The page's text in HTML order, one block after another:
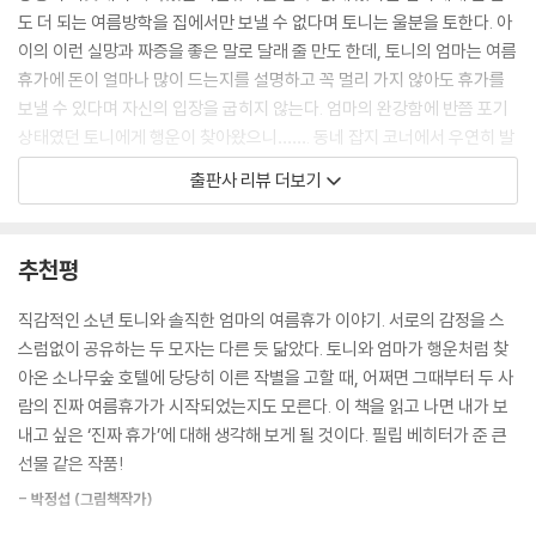
도 더 되는 여름방학을 집에서만 보낼 수 없다며 토니는 울분을 토한다. 아
이의 이런 실망과 짜증을 좋은 말로 달래 줄 만도 한데, 토니의 엄마는 여름
휴가에 돈이 얼마나 많이 드는지를 설명하고 꼭 멀리 가지 않아도 휴가를
보낼 수 있다며 자신의 입장을 굽히지 않는다. 엄마의 완강함에 반쯤 포기
상태였던 토니에게 행운이 찾아왔으니……. 동네 잡지 코너에서 우연히 발
견한 여행 경품 이벤트에 응모해, 최고급 호텔 숙박권에 당첨된 것이다! 이
처럼 갖고 싶은 것, 하고 싶은 것을 향해 맹렬히 전진하는 토니의 천진한 고
충분히 일어날 수 있는 상황이기에 독자들은 등장인물의 상황에 빠르게 이
입하게 된다. 또한 이 두 모자에게 갑작스레 찾아온 행운과 이를 향한 기쁜
마음을 더욱더 증폭시키면서도 앞으로 펼쳐질 이야기에 호기심을 갖게 한
다. 과연 토니와 엄마는 여름휴가를 무사히 보낼 수 있을까? 하고.
포기할 줄 아는 용기가 우리에게 가져다주는 것
만 기대와는 달리, 두 사람에게 호텔은 점점 불편한 공간이 된다. 이 호텔에
출판사 리뷰 더보기
추천평
직감적인 소년 토니와 솔직한 엄마의 여름휴가 이야기. 서로의 감정을 스
스럼없이 공유하는 두 모자는 다른 듯 닮았다. 토니와 엄마가 행운처럼 찾
아온 소나무숲 호텔에 당당히 이른 작별을 고할 때, 어쩌면 그때부터 두 사
람의 진짜 여름휴가가 시작되었는지도 모른다. 이 책을 읽고 나면 내가 보
내고 싶은 ‘진짜 휴가’에 대해 생각해 보게 될 것이다. 필립 베히터가 준 큰
선물 같은 작품!
- 박정섭 (그림책작가)